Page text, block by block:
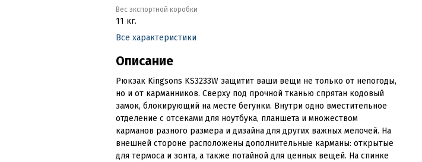
Вес экспортной коробки
11 кг.
Все характеристики
Описание
Рюкзак Kingsons KS3233W защитит ваши вещи не только от непогоды,
но и от карманников. Сверху под прочной тканью спрятан кодовый
замок, блокирующий на месте бегунки. Внутри одно вместительное
отделение с отсеками для ноутбука, планшета и множеством
карманов разного размера и дизайна для других важных мелочей. На
внешней стороне расположены дополнительные карманы: открытые
для термоса и зонта, а также потайной для ценных вещей. На спинке